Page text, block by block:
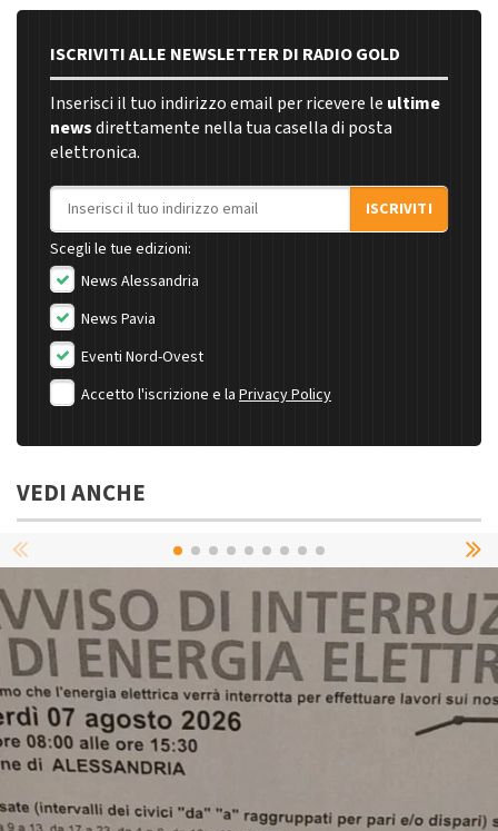
ISCRIVITI ALLE NEWSLETTER DI RADIO GOLD
Inserisci il tuo indirizzo email per ricevere le ultime
newsdirettamente nella tua casella di posta
elettronica.
Indirizzo email
ISCRIVITI
Scegli le tue edizioni:
News Alessandria
News Pavia
Eventi Nord-Ovest
Accetto l'iscrizione e la Privacy Policy
VEDI ANCHE